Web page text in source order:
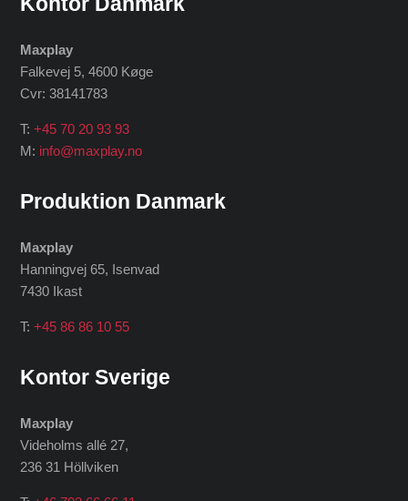
Maxplay
Falkevej 5, 4600 Køge
Cvr: 38141783
T:+45 70 20 93 93
M: info@maxplay.no
Produktion Danmark
Maxplay
Hanningvej 65, Isenvad
7430 Ikast
T:+45 86 86 10 55
Kontor Sverige
Maxplay
Videholms allé 27,
236 31 Höllviken